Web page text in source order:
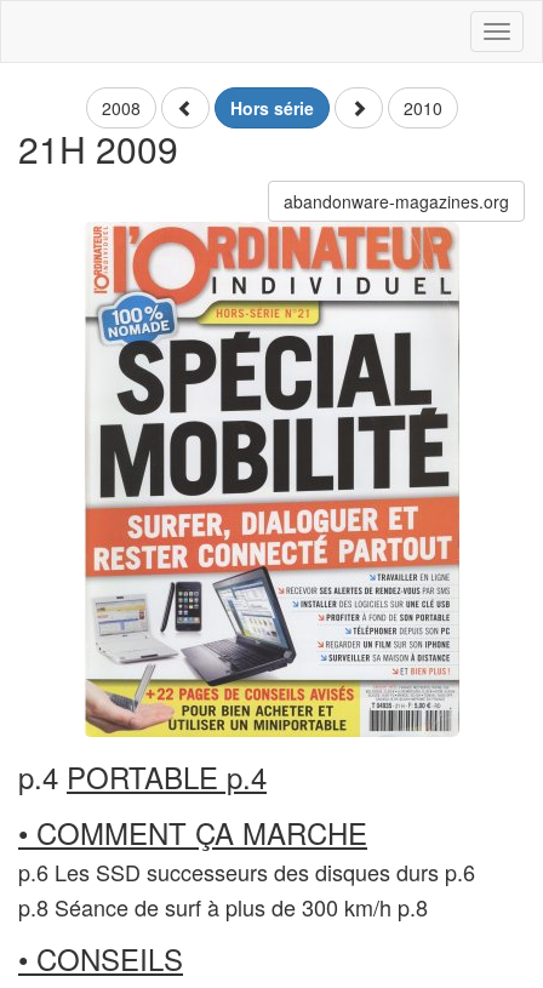
2008 Hors série 2010
21H 2009
abandonware-magazines.org
p.4 PORTABLE p.4
• COMMENT ÇA MARCHE
p.6 Les SSD successeurs des disques durs p.6
p.8 Séance de surf à plus de 300 km/h p.8
• CONSEILS